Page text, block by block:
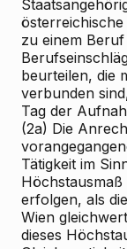
zu einem
beurteilen, die
verbunden
Tag der
(2a) Die
Tätigkeit im
erfolgen, als
Wien
dieses